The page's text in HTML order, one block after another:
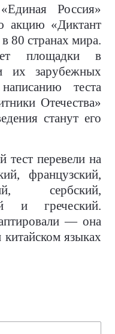
Россия»
акцию «Диктант
80 странах мира.
площадки в
их зарубежных
теста
Отечества»
станут его
тест перевели на
французский,
сербский,
и греческий.
— она
языках